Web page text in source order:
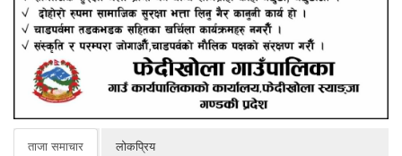
ताजा समाचार लोकप्रिय